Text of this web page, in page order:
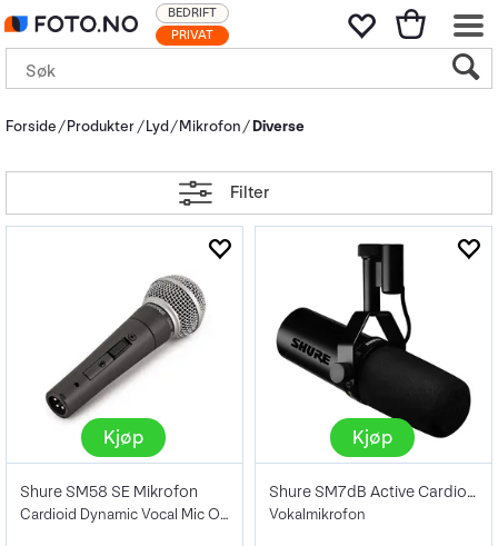
PRIVAT
BEDRIFT
Forside Produkter Lyd Mikrofon Diverse
Filter
Kjøp
Shure SM58 SE Mikrofon
Cardioid Dynamic Vocal Mic On/Off Switch
Kjøp
Shure SM7dB Active Cardioid Dynamic Mic
Vokalmikrofon